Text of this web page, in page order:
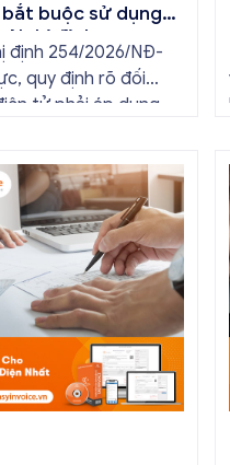
buộc sử dụng
định
định 254/2026/NĐ-
quy định rõ đối
tử phải áp dụng
điện tử